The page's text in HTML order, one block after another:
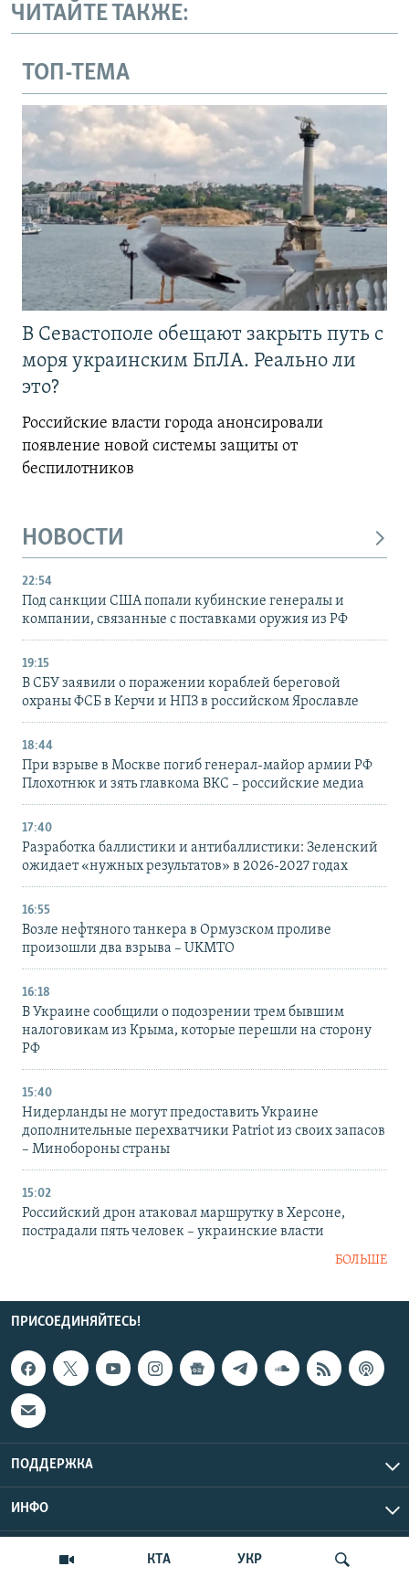
КТА УКР
ЧИТАЙТЕ ТАКЖЕ:
ТОП-ТЕМА
В Севастополе обещают закрыть путь с
моря украинским БпЛА. Реально ли
это?
Российские власти города анонсировали
появление новой системы защиты от
беспилотников
НОВОСТИ
22:54
Под санкции США попали кубинские генералы и
компании, связанные с поставками оружия из РФ
19:15
В СБУ заявили о поражении кораблей береговой
охраны ФСБ в Керчи и НПЗ в российском Ярославле
18:44
При взрыве в Москве погиб генерал-майор армии РФ
Плохотнюк и зять главкома ВКС – российские медиа
17:40
Разработка баллистики и антибаллистики: Зеленский
ожидает «нужных результатов» в 2026-2027 годах
16:55
Возле нефтяного танкера в Ормузском проливе
произошли два взрыва – UKMTO
16:18
В Украине сообщили о подозрении трем бывшим
налоговикам из Крыма, которые перешли на сторону
РФ
15:40
Нидерланды не могут предоставить Украине
дополнительные перехватчики Patriot из своих запасов
– Минобороны страны
15:02
Российский дрон атаковал маршрутку в Херсоне,
пострадали пять человек – украинские власти
БОЛЬШЕ
ПРИСОЕДИНЯЙТЕСЬ!
ПОДДЕРЖКА
ИНФО
Copyright Крым.Реалии, 2026 | Все права защищены.
UTC+3